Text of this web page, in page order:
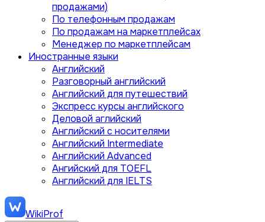
продажами)
По телефонным продажам
По продажам на маркетплейсах
Менеджер по маркетплейсам
Иностранные языки
Английский
Разговорный английский
Английский для путешествий
Экспресс курсы английского
Деловой аглийский
Английский с носителями
Английский Intermediate
Английский Advanced
Ангийский для TOEFL
Английский для IELTS
WikiProf